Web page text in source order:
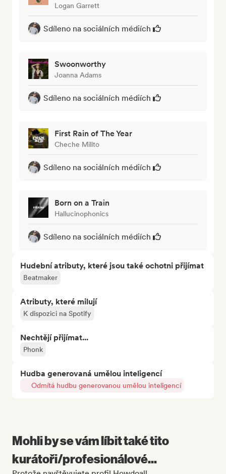
Logan Garrett
Sdíleno na sociálních médiích
Swoonworthy
Joanna Adams
Sdíleno na sociálních médiích
First Rain of The Year
Cheche Milito
Sdíleno na sociálních médiích
Born on a Train
Hallucinophonics
Sdíleno na sociálních médiích
Hudební atributy, které jsou také ochotni přijímat
Beatmaker
Atributy, které milují
K dispozici na Spotify
Nechtějí přijímat...
Phonk
Hudba generovaná umělou inteligencí
Odmítá hudbu generovanou umělou inteligencí
Mohli by se vám líbit také tito
kurátoři/profesionálové...